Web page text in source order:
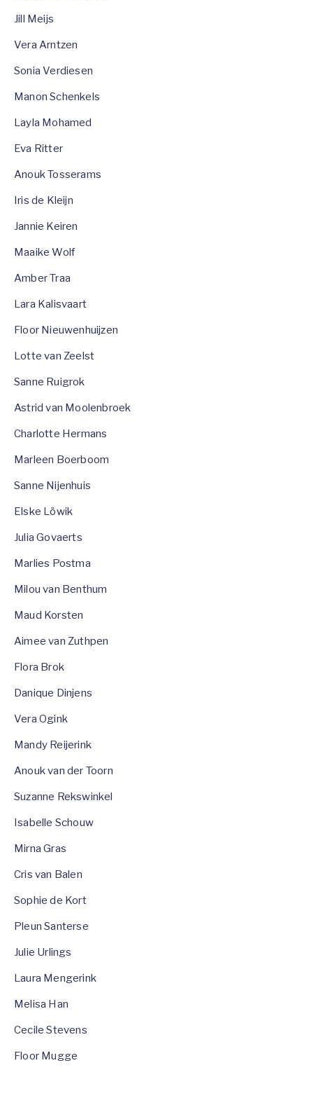
Jill Meijs
Vera Arntzen
Sonia Verdiesen
Manon Schenkels
Layla Mohamed
Eva Ritter
Anouk Tosserams
Iris de Kleijn
Jannie Keiren
Maaike Wolf
Amber Traa
Lara Kalisvaart
Floor Nieuwenhuijzen
Lotte van Zeelst
Sanne Ruigrok
Astrid van Moolenbroek
Charlotte Hermans
Marleen Boerboom
Sanne Nijenhuis
Elske Löwik
Julia Govaerts
Marlies Postma
Milou van Benthum
Maud Korsten
Aimee van Zuthpen
Flora Brok
Danique Dinjens
Vera Ogink
Mandy Reijerink
Anouk van der Toorn
Suzanne Rekswinkel
Isabelle Schouw
Mirna Gras
Cris van Balen
Sophie de Kort
Pleun Santerse
Julie Urlings
Laura Mengerink
Melisa Han
Cecile Stevens
Floor Mugge